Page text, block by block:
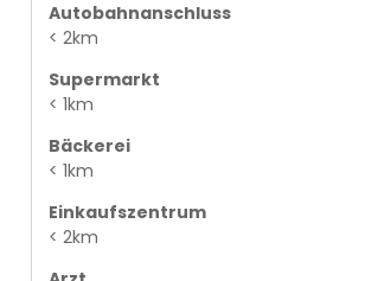
Autobahnanschluss
< 2km
Supermarkt
< 1km
Bäckerei
< 1km
Einkaufszentrum
< 2km